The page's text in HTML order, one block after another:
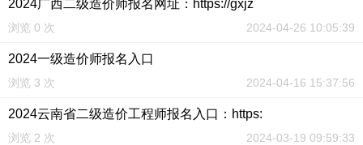
2024广西二级造价师报名网址：https://gxjz
浏览 0 次 2024-04-26 10:05:39
2024一级造价师报名入口
浏览 3 次 2024-04-16 15:37:56
2024云南省二级造价工程师报名入口：https:
浏览 2 次 2024-03-19 09:59:33